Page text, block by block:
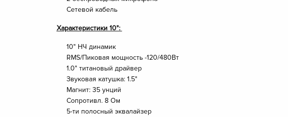
Сетевой кабель
Характеристики 10":
10" НЧ динамик
RMS/Пиковая мощность -120/480Вт
1.0" титановый драйвер
Звуковая катушка: 1.5"
Магнит: 35 унций
Сопротивл. 8 Ом
5-ти полосный эквалайзер